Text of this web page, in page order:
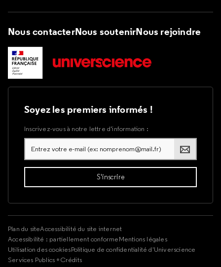
Nous contacterNous soutenirNous rejoindre
Soyez les premiers informés !
Inscrivez-vous à notre lettre d’information :
Plan du siteAccessibilité du site internet
Accessibilité : partiellement conformeMentions légales
Utilisation des cookiesPolitique de confidentialité d'Universcience
Services Publics +Crédits